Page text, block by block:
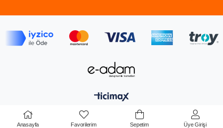
Anasayfa Favorilerim Sepetim Üye Girişi